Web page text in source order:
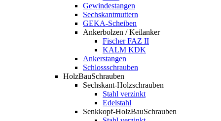
Gewindestangen
Sechskantmuttern
GEKA-Scheiben
Ankerbolzen / Keilanker
Fischer FAZ II
KALM KDK
Ankerstangen
Schlossschrauben
HolzBauSchrauben
Sechskant-Holzschrauben
Stahl verzinkt
Edelstahl
Senkkopf-HolzBauSchrauben